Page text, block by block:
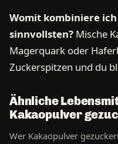
Womit kombiniere
sinnvollsten? Mische
Magerquark oder
Zuckerspitzen und du
Ähnliche
Kakaopulver
Wer Kakaopulver